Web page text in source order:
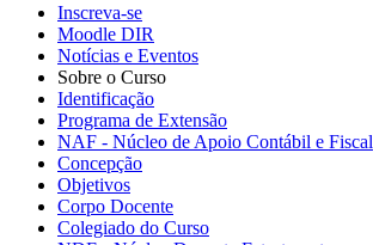
Inscreva-se
Moodle DIR
Notícias e Eventos
Sobre o Curso
Identificação
Programa de Extensão
NAF - Núcleo de Apoio Contábil e Fiscal
Concepção
Objetivos
Corpo Docente
Colegiado do Curso